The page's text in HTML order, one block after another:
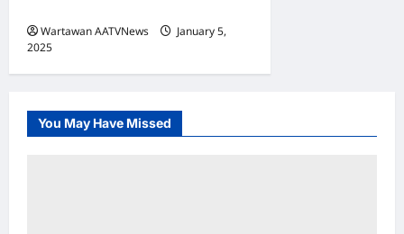
Wartawan AATVNews
January 5,
2025
You May Have Missed